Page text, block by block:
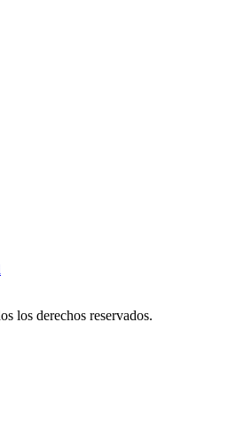
los derechos reservados.